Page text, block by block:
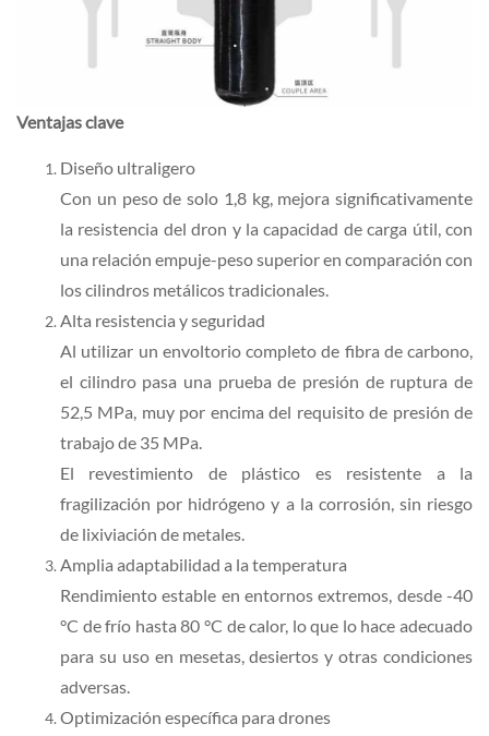
Ventajas clave
Diseño ultraligero
Con un peso de solo 1,8 kg, mejora significativamente
la resistencia del dron y la capacidad de carga útil, con
una relación empuje-peso superior en comparación con
los cilindros metálicos tradicionales.
Alta resistencia y seguridad
Al utilizar un envoltorio completo de fibra de carbono,
el cilindro pasa una prueba de presión de ruptura de
52,5 MPa, muy por encima del requisito de presión de
trabajo de 35 MPa.
El revestimiento de plástico es resistente a la
fragilización por hidrógeno y a la corrosión, sin riesgo
de lixiviación de metales.
Amplia adaptabilidad a la temperatura
Rendimiento estable en entornos extremos, desde -40
°C de frío hasta 80 °C de calor, lo que lo hace adecuado
para su uso en mesetas, desiertos y otras condiciones
adversas.
Optimización específica para drones